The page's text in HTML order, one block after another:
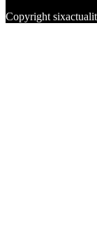
Copyright